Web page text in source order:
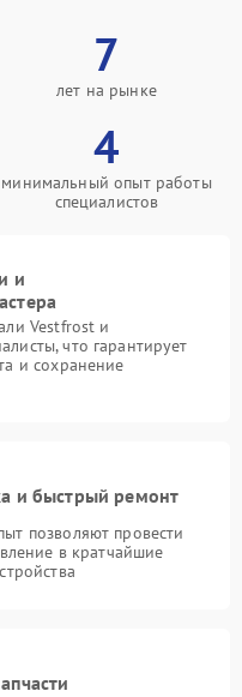
7
лет на рынке
4
минимальный опыт работы
специалистов
и
Vestfrost и
что гарантирует
и сохранение
и быстрый ремонт
позволяют провести
в кратчайшие